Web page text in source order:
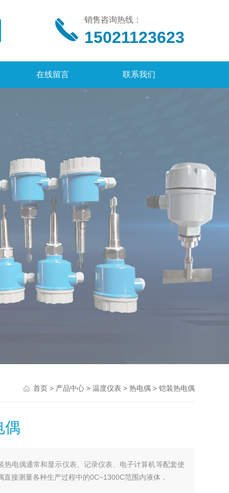
销售咨询热线：
15021123623
在线留言 联系我们
首页> 产品中心> 温度仪表 > 热电偶> 铠装热电偶
偶
热电偶通常和显示仪表、记录仪表、电子计算机等配套使
直接测量各种生产过程中的0C~1300C范围内液体，